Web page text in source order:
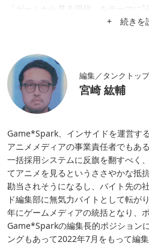
「ゲームから見る現代」をテーマに
+ 続きを
編集／タンクトッ
宮崎 紘輔
Game*Spark、インサイドを運営す
アニメメディアの事業責任者でもあ
一括採用システムに反旗を翻すべく
てアニメを見るというささやかな抵
勘当されそうになるし、バイト先の
ド編集部に無気力バイトとして転が
年にゲームメディアの統括となり、
Game*Sparkの編集長的ポジション
ングもあって2022年7月をもって編